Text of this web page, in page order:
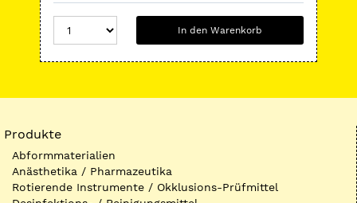
In den Warenkorb
Produkte
Abformmaterialien
Anästhetika / Pharmazeutika
Rotierende Instrumente / Okklusions-Prüfmittel